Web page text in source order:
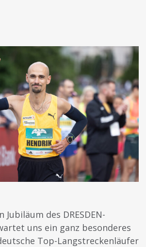
Jubiläum des DRESDEN-
uns ein ganz besonderes
Top-Langstreckenläufer